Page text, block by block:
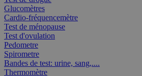
Glucomètres
Cardio-fréquencemètre
Test de ménopause
Test d'ovulation
Pedometre
Spirometre
Bandes de test: urine, sang,....
Thermomètre